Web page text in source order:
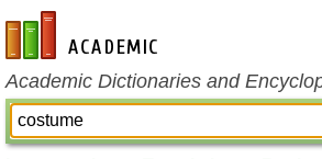
en-academic.com
Academic Dictionaries and